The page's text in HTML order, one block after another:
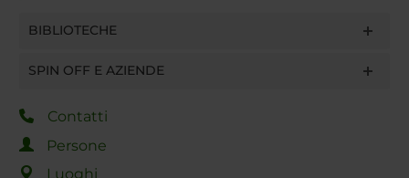
BIBLIOTECHE
SPIN OFF E AZIENDE
Contatti
Persone
Luoghi